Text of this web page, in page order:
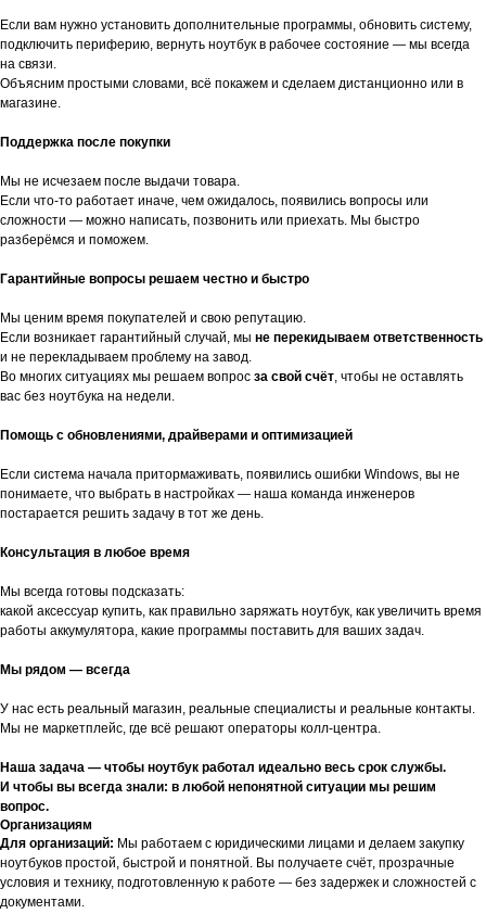
Если вам нужно установить дополнительные программы, обновить систему,
подключить периферию, вернуть ноутбук в рабочее состояние — мы всегда
на связи.
Объясним простыми словами, всё покажем и сделаем дистанционно или в
магазине.
Поддержка после покупки
Мы не исчезаем после выдачи товара.
Если что-то работает иначе, чем ожидалось, появились вопросы или
сложности — можно написать, позвонить или приехать. Мы быстро
разберёмся и поможем.
Гарантийные вопросы решаем честно и быстро
Мы ценим время покупателей и свою репутацию.
Если возникает гарантийный случай, мы не перекидываем ответственность
и не перекладываем проблему на завод.
Во многих ситуациях мы решаем вопрос за свой счёт, чтобы не оставлять
вас без ноутбука на недели.
Помощь с обновлениями, драйверами и оптимизацией
Если система начала притормаживать, появились ошибки Windows, вы не
понимаете, что выбрать в настройках — наша команда инженеров
постарается решить задачу в тот же день.
Консультация в любое время
Мы всегда готовы подсказать:
какой аксессуар купить, как правильно заряжать ноутбук, как увеличить время
работы аккумулятора, какие программы поставить для ваших задач.
Мы рядом — всегда
У нас есть реальный магазин, реальные специалисты и реальные контакты.
Мы не маркетплейс, где всё решают операторы колл-центра.
Наша задача — чтобы ноутбук работал идеально весь срок службы.
И чтобы вы всегда знали: в любой непонятной ситуации мы решим
вопрос.
Организациям
Для организаций: Мы работаем с юридическими лицами и делаем закупку
ноутбуков простой, быстрой и понятной. Вы получаете счёт, прозрачные
условия и технику, подготовленную к работе — без задержек и сложностей с
документами.